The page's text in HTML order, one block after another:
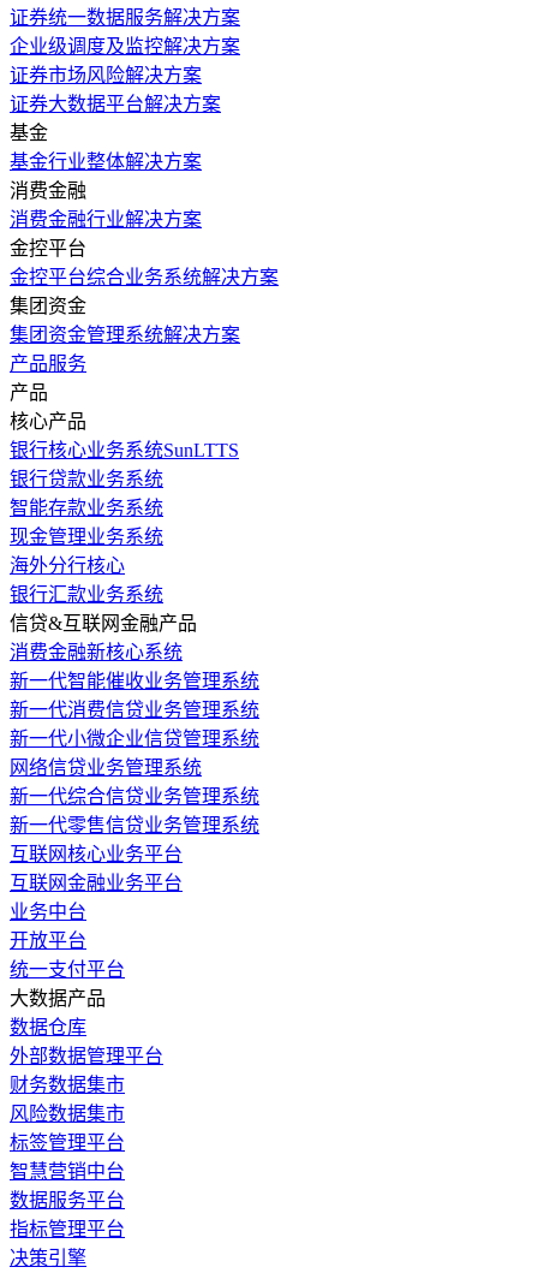
证券统一数据服务解决方案
企业级调度及监控解决方案
证券市场风险解决方案
证券大数据平台解决方案
基金
基金行业整体解决方案
消费金融
消费金融行业解决方案
金控平台
金控平台综合业务系统解决方案
集团资金
集团资金管理系统解决方案
产品服务
产品
核心产品
银行核心业务系统SunLTTS
银行贷款业务系统
智能存款业务系统
现金管理业务系统
海外分行核心
银行汇款业务系统
信贷&互联网金融产品
消费金融新核心系统
新一代智能催收业务管理系统
新一代消费信贷业务管理系统
新一代小微企业信贷管理系统
网络信贷业务管理系统
新一代综合信贷业务管理系统
新一代零售信贷业务管理系统
互联网核心业务平台
互联网金融业务平台
业务中台
开放平台
统一支付平台
大数据产品
数据仓库
外部数据管理平台
财务数据集市
风险数据集市
标签管理平台
智慧营销中台
数据服务平台
指标管理平台
决策引擎